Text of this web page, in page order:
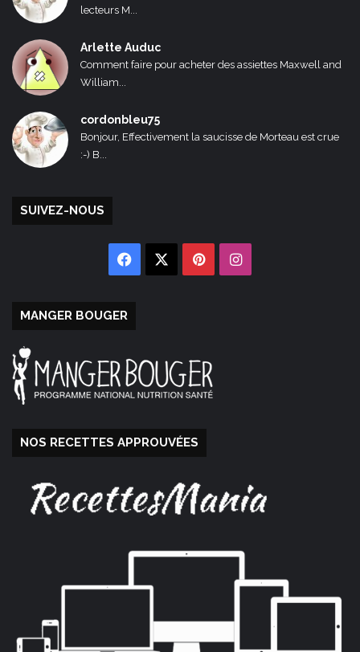
lecteurs M...
Arlette Auduc
Comment faire pour acheter des assiettes Maxwell and
William...
cordonbleu75
Bonjour, Effectivement la saucisse de Morteau est crue
:-) B...
SUIVEZ-NOUS
Facebook PinterestInstagram
MANGER BOUGER
NOS RECETTES APPROUVÉES